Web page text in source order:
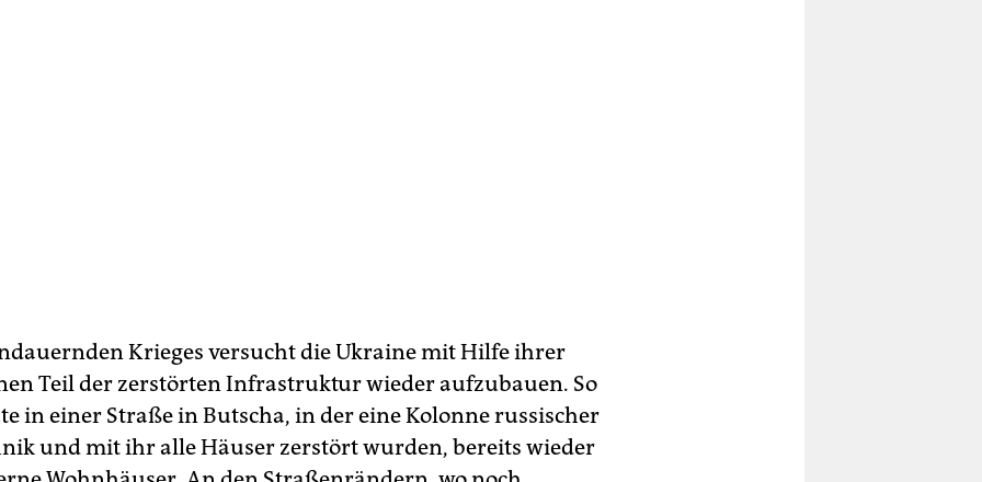
Krieges versucht die Ukraine mit Hilfe ihrer
Teil der zerstörten Infrastruktur wieder aufzubauen. So
in einer Straße in Butscha, in der eine Kolonne russischer
und mit ihr alle Häuser zerstört wurden, bereits wieder